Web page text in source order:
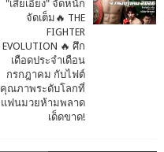
"เสี่ยเอี๊ยง" จัดหนัก
จัดเต็ม🔥 THE
FIGHTER
EVOLUTION 🔥 ศึก
เดือดประจำเดือน
กรกฎาคม กับไฟต์
คุณภาพระดับโลกที่
แฟนมวยห้ามพลาด
เด็ดขาด!